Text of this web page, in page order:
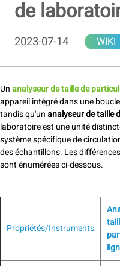
de
2023-07-14 WIKI
Unanalyseur de taille de
appareil intégré dans une
tandis qu'unanalyseur de taille
laboratoire est une unité
système spécifique de
des échantillons. Les
sont énumérées ci-dessous.
Propriétés/Instruments